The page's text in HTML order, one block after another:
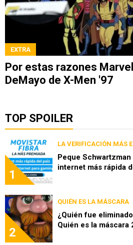
EXTRA
Por estas razones
DeMayo de X-Men '97
TOP SPOILER
1
LA VERIFICACIÓN MÁS
Peque
internet más rápida
2
QUIÉN ES LA MÁSCARA
¿Quién fue
Quién es la máscara